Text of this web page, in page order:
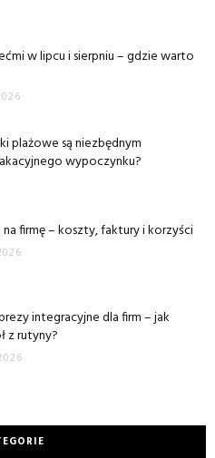
w lipcu i sierpniu – gdzie warto
plażowe są niezbędnym
wypoczynku?
firmę – koszty, faktury i korzyści
integracyjne dla firm – jak
z rutyny?